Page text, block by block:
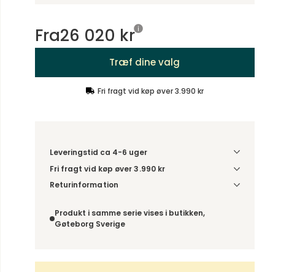
Fra26 020 kr
Træf dine valg
Fri fragt vid køp øver 3.990 kr
Leveringstid ca 4-6 uger
Fri fragt vid køp øver 3.990 kr
Vælg udførelse via “Træf dine valg” for at se
Returinformation
der ikke fortrydelsesret.
Produkt i samme serie vises i butikken,
Gøteborg Sverige